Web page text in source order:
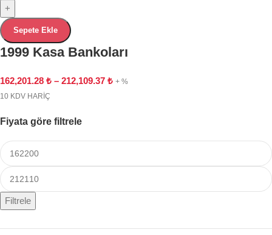
Fiyata göre filtrele
Filtrele
+
Sepete Ekle
1999 Kasa Bankoları
162,201.28 ₺ – 212,109.37 ₺ + %
10 KDV HARİÇ